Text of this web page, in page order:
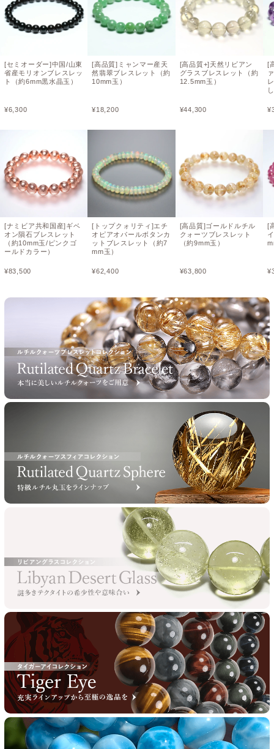
[セミオーダー]中国/山東
省産モリオンブレスレッ
ト（約6mm黒水晶玉）
¥6,300
[ナミビア共和国産]ギベ
オン隕石ブレスレット
（約10mm玉/ピンクゴ
ールドカラー）
¥83,500
[高品質]ミャンマー産天
然翡翠ブレスレット（約
10mm玉）
¥18,200
[トップクォリティ]エチ
オピアオパールボタンカ
ットブレスレット（約7
mm玉）
¥62,400
[高品質+]天然リビアン
グラスブレスレット（約
12.5mm玉）
¥44,300
[高品質]ゴールドルチル
クォーツブレスレット
（約9mm玉）
¥63,800
[
¥
[
¥